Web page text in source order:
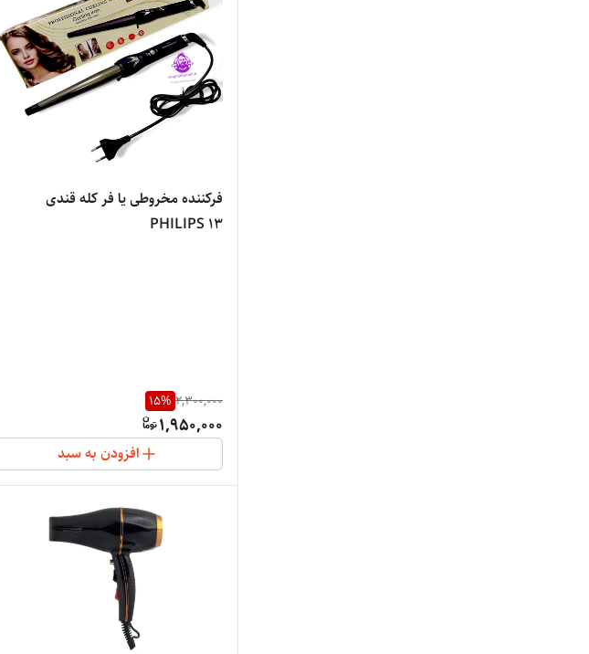
فرکننده مخروطی یا فر کله قندی
PHILIPS 13
2,300,000
15%
1,950,000
افزودن به سبد